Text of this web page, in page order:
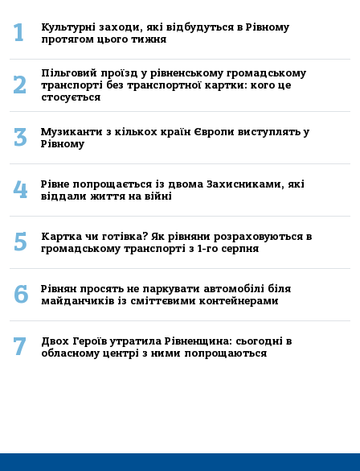
1
Культурні заходи, які відбудуться в Рівному
протягом цього тижня
2
Пільговий проїзд у рівненському громадському
транспорті без транспортної картки: кого це
стосується
3
Музиканти з кількох країн Європи виступлять у
Рівному
4
Рівне попрощається із двома Захисниками, які
віддали життя на війні
5
Картка чи готівка? Як рівняни розраховуються в
громадському транспорті з 1-го серпня
6
Рівнян просять не паркувати автомобілі біля
майданчиків із сміттєвими контейнерами
7
Двох Героїв утратила Рівненщина: сьогодні в
обласному центрі з ними попрощаються